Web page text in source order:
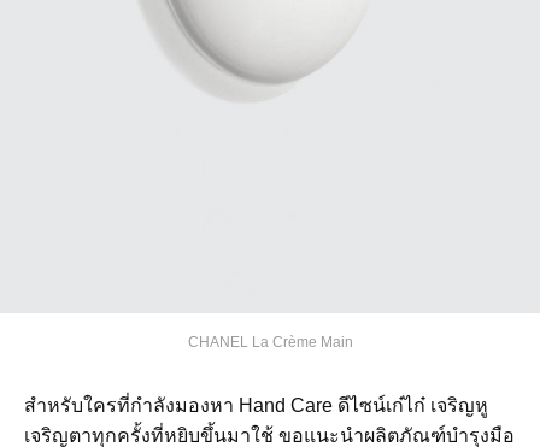
CHANEL La Crème Main
สำหรับใครที่กำลังมองหา Hand Care ดีไซน์เก๋ไก๋ เจริญหู
เจริญตาทุกครั้งที่หยิบขึ้นมาใช้ ขอแนะนำผลิตภัณฑ์บำรุงมือ